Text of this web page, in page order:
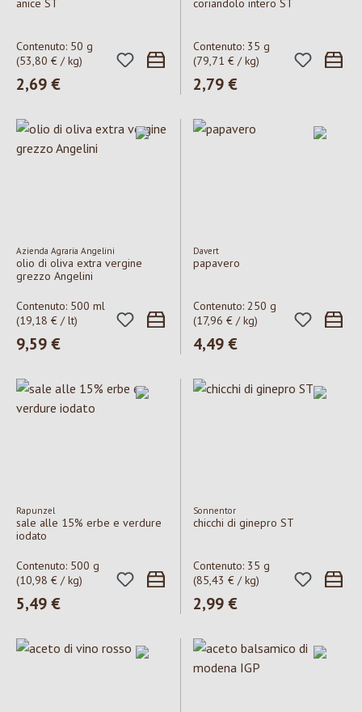
anice ST
Contenuto: 50 g
(53,80 € / kg)
Prezzo normale:
2,69 €
coriandolo intero ST
Contenuto: 35 g
(79,71 € / kg)
Prezzo normale:
2,79 €
Azienda Agraria Angelini
olio di oliva extra vergine
grezzo Angelini
Contenuto: 500 ml
(19,18 € / lt)
Prezzo normale:
9,59 €
Davert
papavero
Contenuto: 250 g
(17,96 € / kg)
Prezzo normale:
4,49 €
Rapunzel
sale alle 15% erbe e verdure
iodato
Contenuto: 500 g
(10,98 € / kg)
Prezzo normale:
5,49 €
Sonnentor
chicchi di ginepro ST
Contenuto: 35 g
(85,43 € / kg)
Prezzo normale:
2,99 €